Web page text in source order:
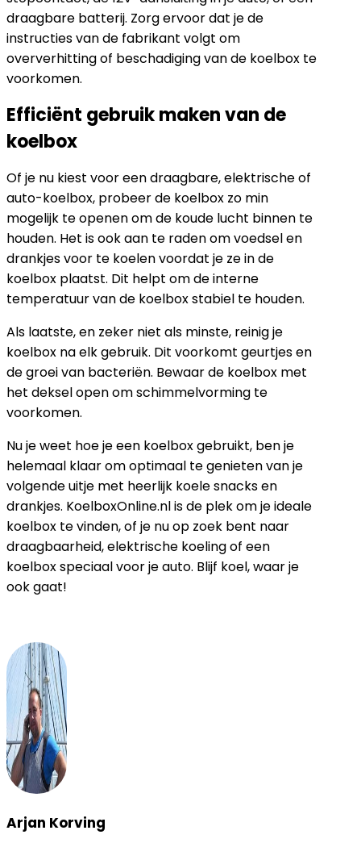
draagbare batterij. Zorg ervoor dat je de
instructies van de fabrikant volgt om
oververhitting of beschadiging van de koelbox te
voorkomen.
Efficiënt gebruik maken van de
koelbox
Of je nu kiest voor een draagbare, elektrische of
auto-koelbox, probeer de koelbox zo min
mogelijk te openen om de koude lucht binnen te
houden. Het is ook aan te raden om voedsel en
drankjes voor te koelen voordat je ze in de
koelbox plaatst. Dit helpt om de interne
temperatuur van de koelbox stabiel te houden.
Als laatste, en zeker niet als minste, reinig je
koelbox na elk gebruik. Dit voorkomt geurtjes en
de groei van bacteriën. Bewaar de koelbox met
het deksel open om schimmelvorming te
voorkomen.
Nu je weet hoe je een koelbox gebruikt, ben je
helemaal klaar om optimaal te genieten van je
volgende uitje met heerlijk koele snacks en
drankjes. KoelboxOnline.nl is de plek om je ideale
koelbox te vinden, of je nu op zoek bent naar
draagbaarheid, elektrische koeling of een
koelbox speciaal voor je auto. Blijf koel, waar je
ook gaat!
Arjan Korving